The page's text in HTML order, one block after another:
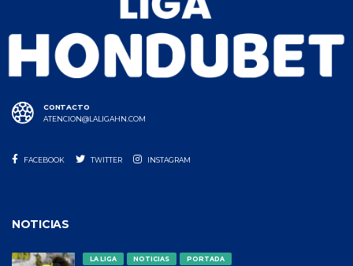
CONTACTO
ATENCION@LALIGAHN.COM
FACEBOOK TWITTER INSTAGRAM
NOTICIAS
LA LIGA NOTICIAS PORTADA